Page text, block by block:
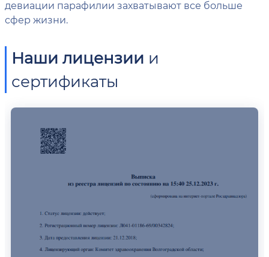
девиации парафилии захватывают все больше
сфер жизни.
Наши лицензии и
сертификаты